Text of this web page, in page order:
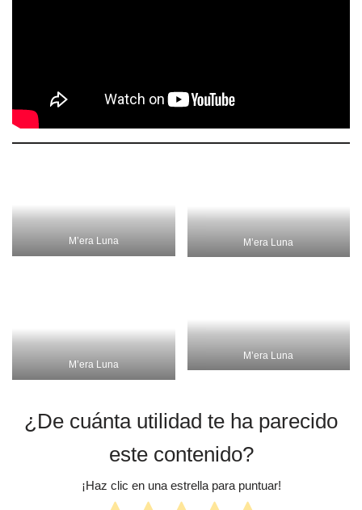
M’era Luna M’era Luna
M’era Luna
M’era Luna
¿De cuánta utilidad te ha parecido
este contenido?
¡Haz clic en una estrella para puntuar!